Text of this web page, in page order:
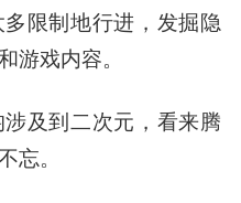
限制地行进，发掘隐
游戏内容。
及到二次元，看来腾
忘。